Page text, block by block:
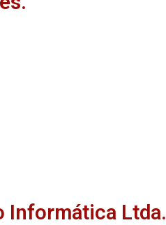
Informática Ltda.